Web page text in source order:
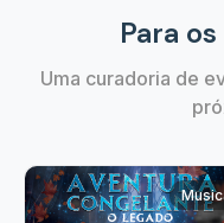
Para
Uma curadoria de